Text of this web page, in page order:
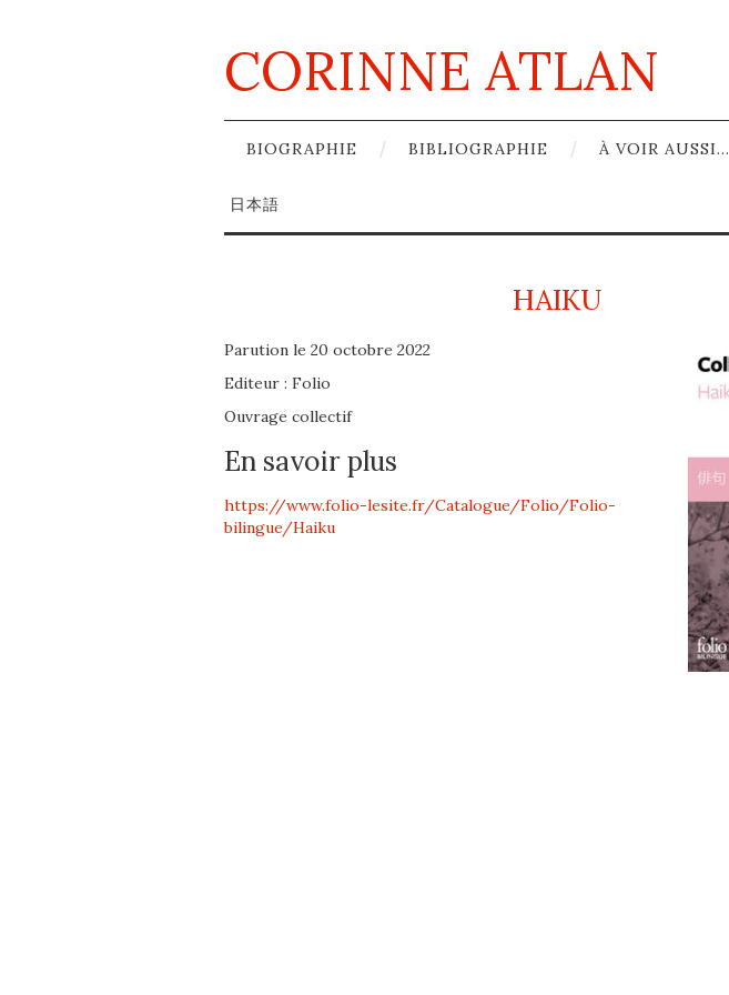
CORINNE ATLAN
BIOGRAPHIE BIBLIOGRAPHIE À VOIR AUSSI…
日本語
HAIKU
Parution le 20 octobre 2022
Editeur : Folio
Ouvrage collectif
En savoir plus
https://www.folio-lesite.fr/Catalogue/Folio/Folio-
bilingue/Haiku